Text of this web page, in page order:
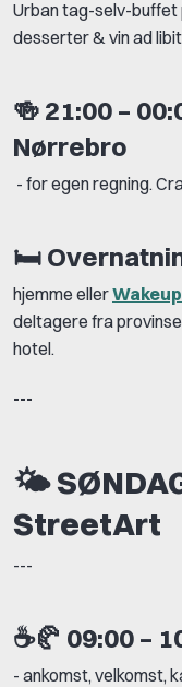
Urban tag-selv-buffet
desserter & vin ad
🍻 21:00 –
Nørrebro
- for egen regning.
🛏️
hjemme eller
deltagere fra
hotel.
---
🌤️
StreetArt
---
☕🥐 09:00 –
- ankomst, velkomst,